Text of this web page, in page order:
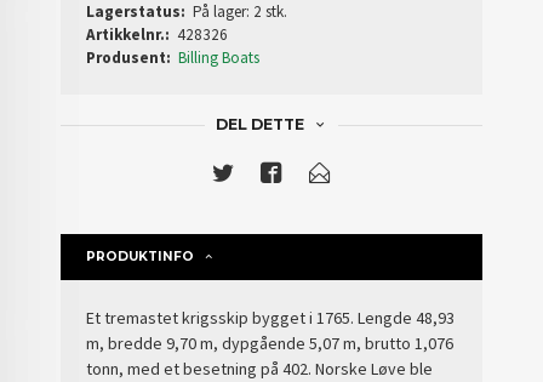
Lagerstatus: På lager: 2 stk.
Artikkelnr.: 428326
Produsent: Billing Boats
DEL DETTE
PRODUKTINFO
Et tremastet krigsskip bygget i 1765. Lengde 48,93
m, bredde 9,70 m, dypgående 5,07 m, brutto 1,076
tonn, med et besetning på 402. Norske Løve ble